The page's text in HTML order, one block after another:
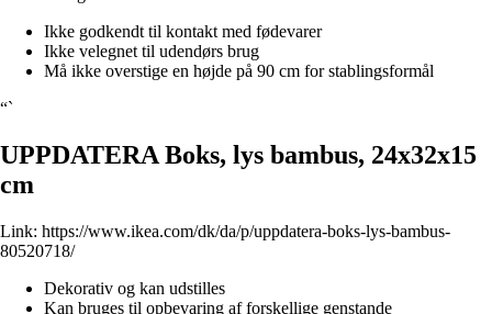
Ikke godkendt til kontakt med fødevarer
Ikke velegnet til udendørs brug
Må ikke overstige en højde på 90 cm for stablingsformål
“`
UPPDATERA Boks, lys bambus, 24x32x15
cm
Link: https://www.ikea.com/dk/da/p/uppdatera-boks-lys-bambus-
80520718/
Dekorativ og kan udstilles
Kan bruges til opbevaring af forskellige genstande